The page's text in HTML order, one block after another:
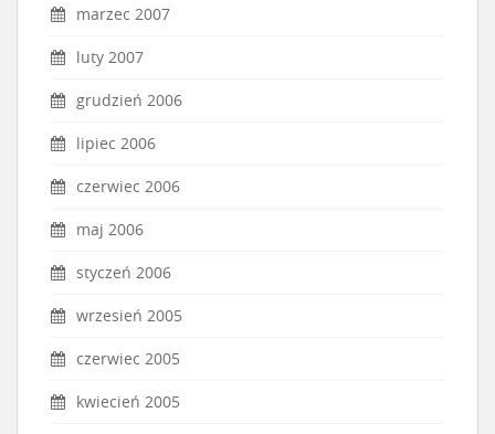
marzec 2007
luty 2007
grudzień 2006
lipiec 2006
czerwiec 2006
maj 2006
styczeń 2006
wrzesień 2005
czerwiec 2005
kwiecień 2005